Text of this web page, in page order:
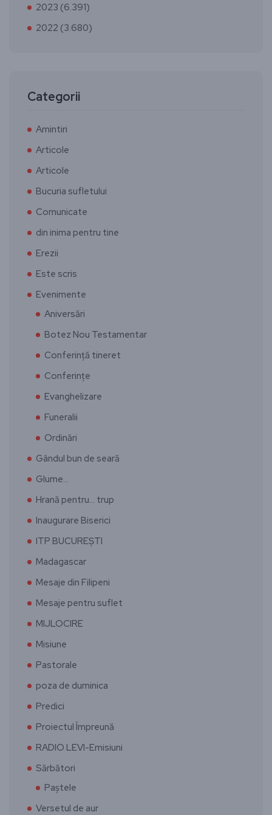
2023 (6.391)
2022 (3.680)
Categorii
Amintiri
Articole
Articole
Bucuria sufletului
Comunicate
din inima pentru tine
Erezii
Este scris
Evenimente
Aniversări
Botez Nou Testamentar
Conferință tineret
Conferințe
Evanghelizare
Funeralii
Ordinări
Gândul bun de seară
Glume…
Hrană pentru… trup
Inaugurare Biserici
ITP BUCUREȘTI
Madagascar
Mesaje din Filipeni
Mesaje pentru suflet
MIJLOCIRE
Misiune
Pastorale
poza de duminica
Predici
Proiectul Împreună
RADIO LEVI-Emisiuni
Sărbători
Paștele
Versetul de aur